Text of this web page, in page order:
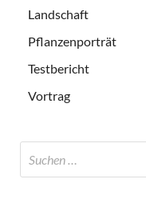
Landschaft
Pflanzenporträt
Testbericht
Vortrag